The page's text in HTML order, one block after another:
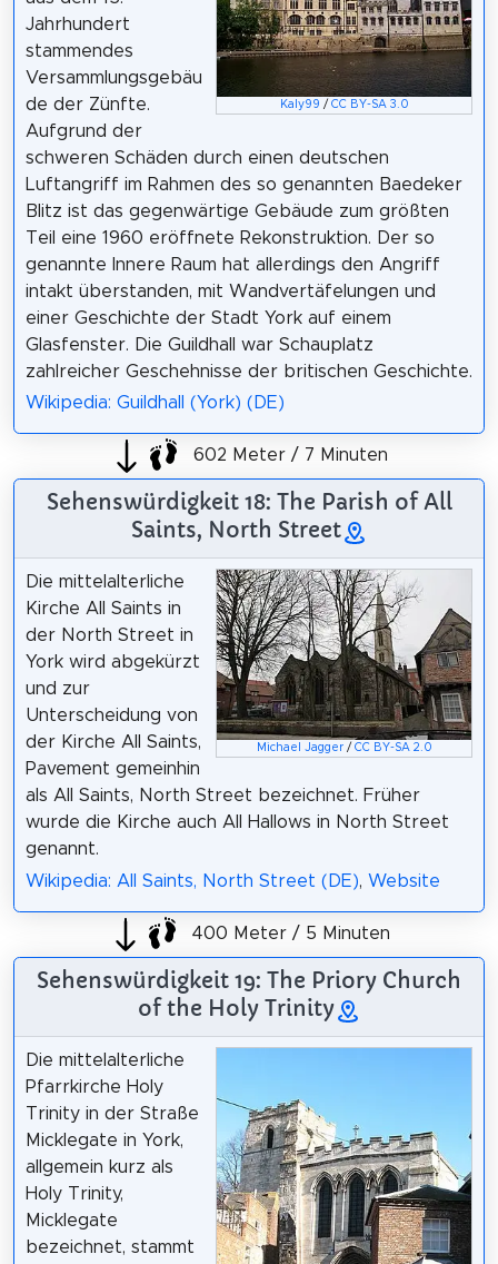
Kaly99 / CC BY-SA 3.0
Jahrhundert
stammendes
Versammlungsgebäu
de der Zünfte.
Aufgrund der
schweren Schäden durch einen deutschen
Luftangriff im Rahmen des so genannten Baedeker
Blitz ist das gegenwärtige Gebäude zum größten
Teil eine 1960 eröffnete Rekonstruktion. Der so
genannte Innere Raum hat allerdings den Angriff
intakt überstanden, mit Wandvertäfelungen und
einer Geschichte der Stadt York auf einem
Glasfenster. Die Guildhall war Schauplatz
zahlreicher Geschehnisse der britischen Geschichte.
Wikipedia: Guildhall (York) (DE)
602 Meter / 7 Minuten
Sehenswürdigkeit 18: The Parish of All
Saints, North Street
Michael Jagger/ CC BY-SA 2.0
Die mittelalterliche
Kirche All Saints in
der North Street in
York wird abgekürzt
und zur
Unterscheidung von
der Kirche All Saints,
Pavement gemeinhin
als All Saints, North Street bezeichnet. Früher
wurde die Kirche auch All Hallows in North Street
genannt.
Wikipedia: All Saints, North Street (DE), Website
400 Meter / 5 Minuten
Sehenswürdigkeit 19: The Priory Church
of the Holy Trinity
Die mittelalterliche
Pfarrkirche Holy
Trinity in der Straße
Micklegate in York,
allgemein kurz als
Holy Trinity,
Micklegate
bezeichnet, stammt